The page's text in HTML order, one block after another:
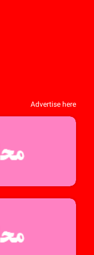
Advertise here